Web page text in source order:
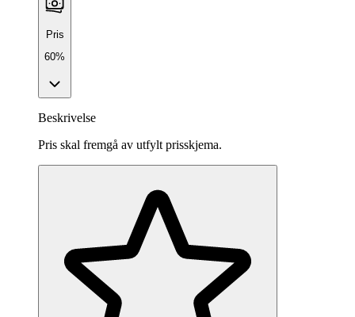
Pris
60%
Beskrivelse
Pris skal fremgå av utfylt prisskjema.